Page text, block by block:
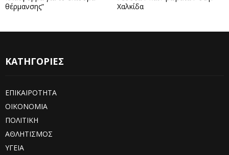
θέρμανσης”
Χαλκίδα
ΚΑΤΗΓΟΡΙΕΣ
ΕΠΙΚΑΙΡΟΤΗΤΑ
ΟΙΚΟΝΟΜΙΑ
ΠΟΛΙΤΙΚΗ
ΑΘΛΗΤΙΣΜΟΣ
ΥΓΕΙΑ